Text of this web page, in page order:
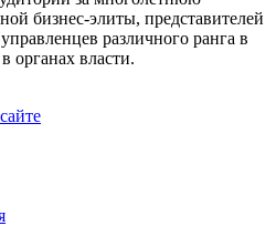
бизнес-элиты, представителей
различного ранга в
органах власти.